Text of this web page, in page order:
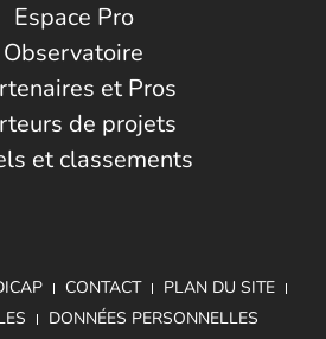
Espace Pro
Observatoire
et Pros
de projets
et classements
CONTACT
PLAN DU SITE
DONNÉES PERSONNELLES